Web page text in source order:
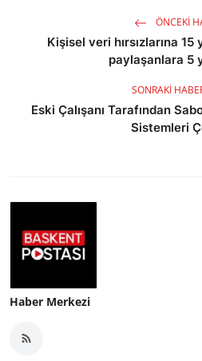
ÖNCEKI
Kişisel veri hırsızlarına 15
paylaşanlara 5
SONRAKI
Eski Çalışanı Tarafından
Sistemleri
Haber Merkezi